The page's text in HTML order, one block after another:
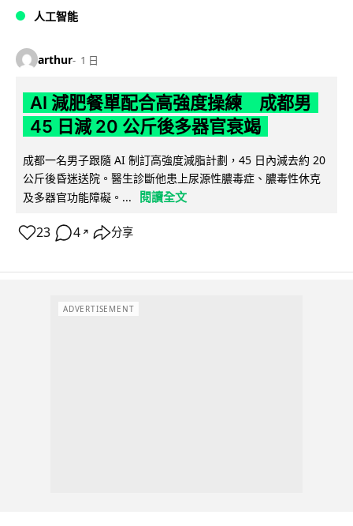
人工智能
arthur 1 日
AI 減肥餐單配合高強度操練 成都男
45 日減 20 公斤後多器官衰竭
成都一名男子跟隨 AI 制訂高強度減脂計劃，45 日內減去約 20
公斤後昏迷送院。醫生診斷他患上尿源性膿毒症、膿毒性休克
及多器官功能障礙。...
閱讀全文
23 4 ↗ 分享
ADVERTISEMENT